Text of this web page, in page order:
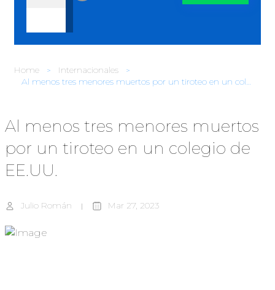
Home
Internacionales
Al menos tres menores muertos por un tiroteo en un colegio de EE.UU.
Al menos tres menores muertos
por un tiroteo en un colegio de
EE.UU.
Julio Román Mar 27, 2023